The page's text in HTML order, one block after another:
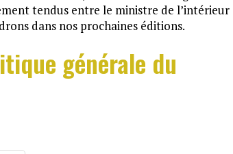
tendus entre le ministre de l’intérieur
dans nos prochaines éditions.
générale du